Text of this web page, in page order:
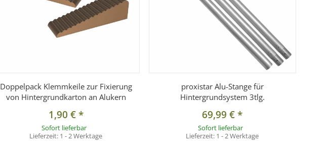
Doppelpack Klemmkeile zur Fixierung
von Hintergrundkarton an Alukern
1,90 €*
Sofort lieferbar
Lieferzeit: 1 - 2 Werktage
proxistar Alu-Stange für
Hintergrundsystem 3tlg.
69,99 €*
Sofort lieferbar
Lieferzeit: 1 - 2 Werktage